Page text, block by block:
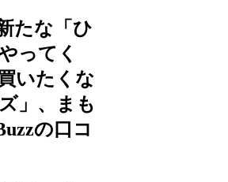
たな「ひ
ってく
いたくな
」、まも
の口コ